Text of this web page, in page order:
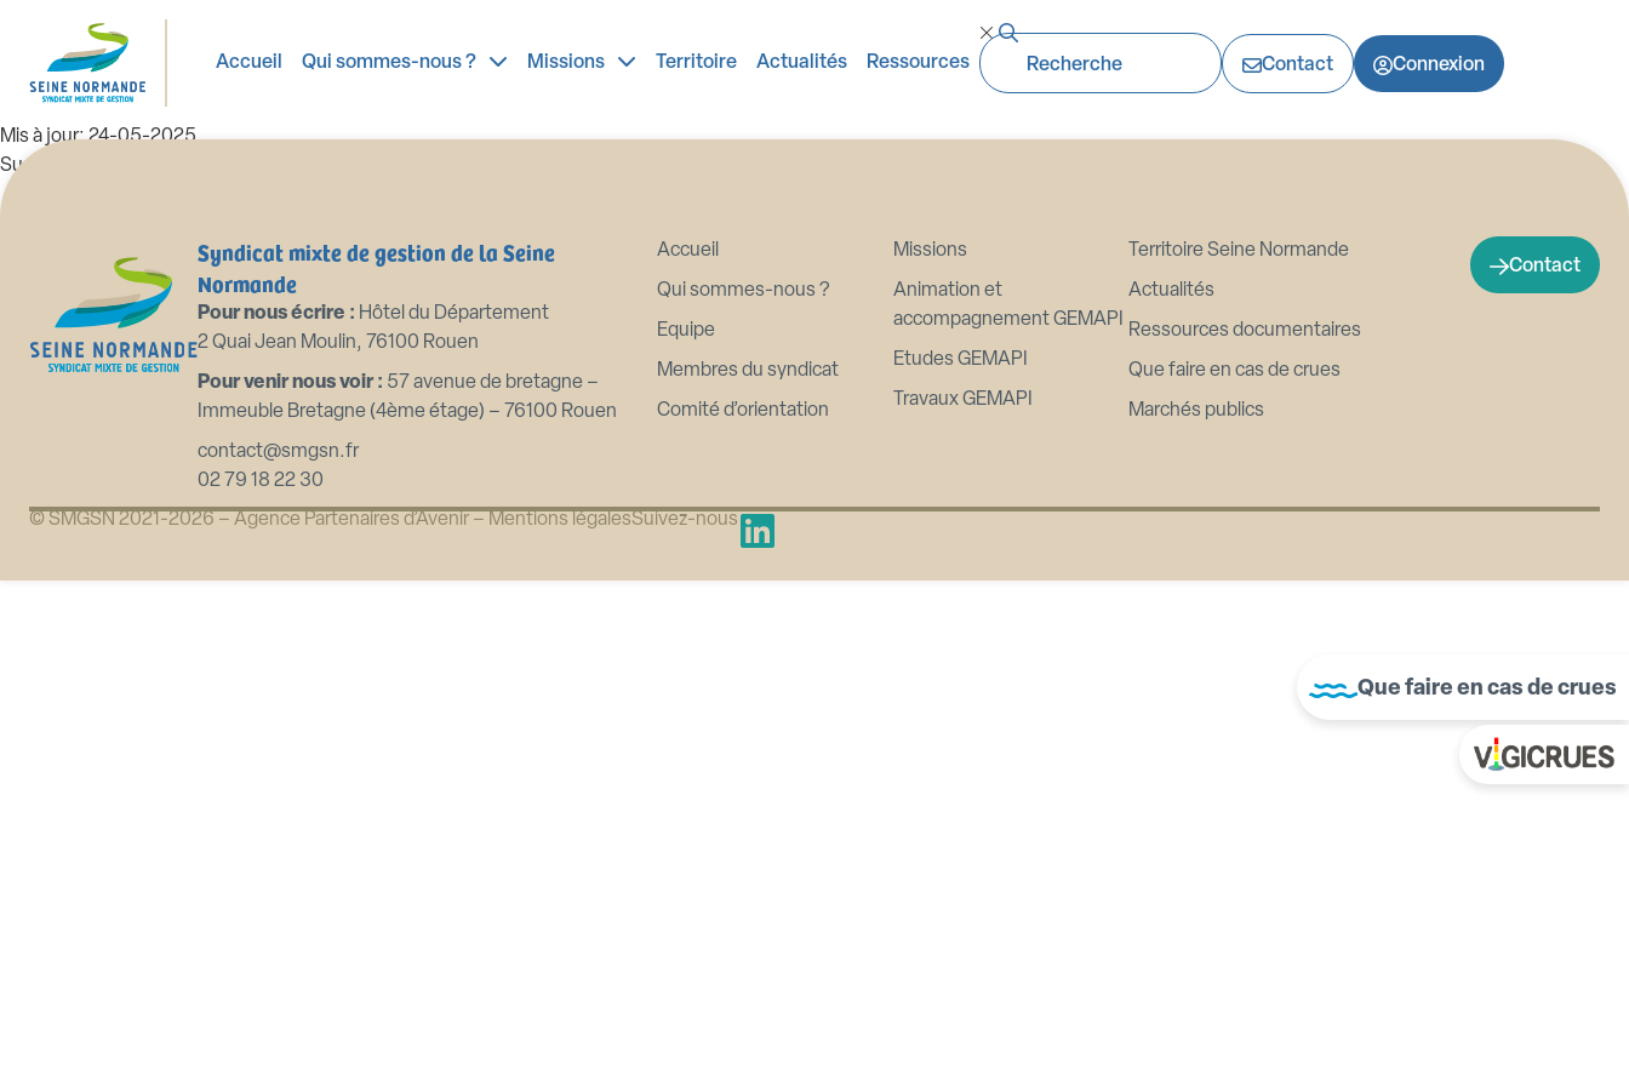
Accueil Qui sommes-nous ? Missions Territoire Actualités Ressources Contact Connexion
99_BU-2024.12.01.b Décision modificative n 1
Taille du fichier: 1.32 Mo
Créé: 24-05-2025
Mis à jour: 24-05-2025
Succès: 82
Syndicat mixte de gestion de la Seine
Normande
Pour nous écrire : Hôtel du Département
2 Quai Jean Moulin, 76100 Rouen
Pour venir nous voir : 57 avenue de bretagne –
Immeuble Bretagne (4ème étage) – 76100 Rouen
contact@smgsn.fr
02 79 18 22 30
Accueil
Qui sommes-nous ?
Equipe
Membres du syndicat
Comité d’orientation
Missions
Animation et
accompagnement GEMAPI
Etudes GEMAPI
Travaux GEMAPI
Territoire Seine Normande
Actualités
Ressources documentaires
Que faire en cas de crues
Marchés publics
Contact
© SMGSN 2021-2026 – Agence Partenaires d’Avenir – Mentions légalesSuivez-nous
Que faire en cas de crues